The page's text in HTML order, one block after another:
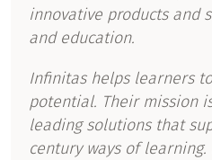
innovative products and
and education.
Infinitas helps learners
potential. Their mission
leading solutions that
century ways of